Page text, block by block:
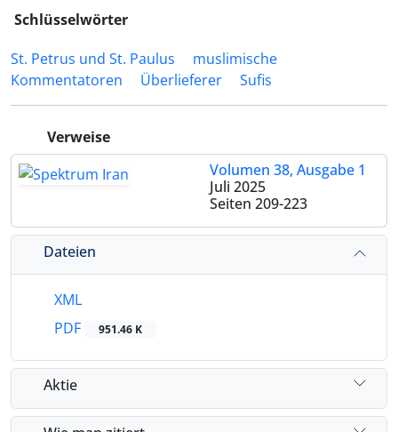
Schlüsselwörter
St. Petrus und St. Paulus
muslimische
Kommentatoren
Überlieferer Sufis
Verweise
Volumen 38, Ausgabe 1
Juli 2025
Seiten 209-223
Dateien
XML
PDF
951.46 K
Aktie